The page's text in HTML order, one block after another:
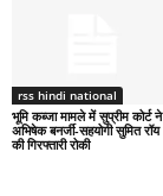
rss hindi national
भूमि कब्जा मामले में सुप्रीम कोर्ट ने
अभिषेक बनर्जी-सहयोगी सुमित रॉय
की गिरफ्तारी रोकी